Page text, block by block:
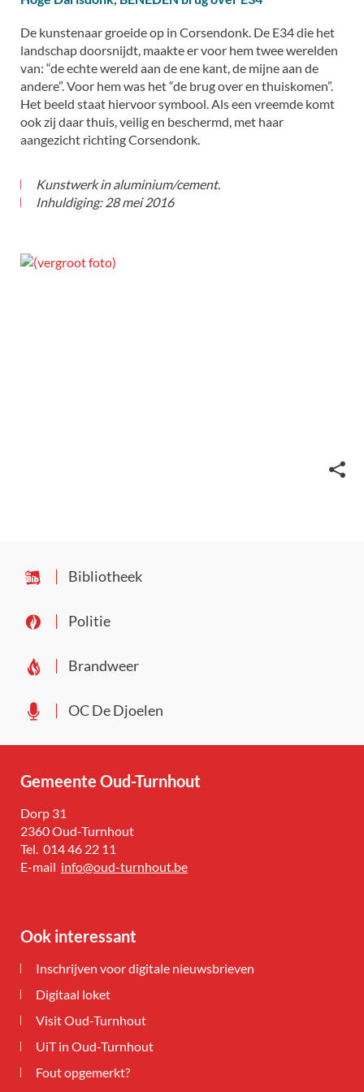
De kunstenaar groeide op in Corsendonk. De E34 die het
landschap doorsnijdt, maakte er voor hem twee werelden
van: “de echte wereld aan de ene kant, de mijne aan de
andere”. Voor hem was het “de brug over en thuiskomen”.
Het beeld staat hiervoor symbool. Als een vreemde komt
ook zij daar thuis, veilig en beschermd, met haar
aangezicht richting Corsendonk.
Kunstwerk in aluminium/cement.
Inhuldiging: 28 mei 2016
Bibliotheek
Politie
Brandweer
OC De Djoelen
Gemeente Oud-Turnhout
Adres
Dorp 31
,2360Oud-Turnhout
Tel. 014 46 22 11
E-
info@oud-turnhout.be
Ook interessant
Inschrijven voor digitale nieuwsbrieven
Digitaal loket
Visit Oud-Turnhout
UiT in Oud-Turnhout
Fout opgemerkt?